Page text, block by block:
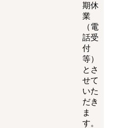
期休
業
（電
話受
付
等）
とさ
せて
いた
だき
ま
す。